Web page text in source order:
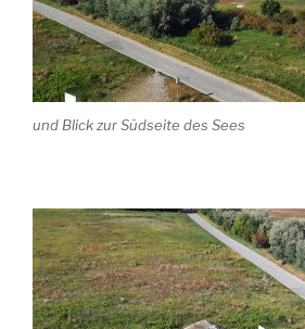
und Blick zur Südseite des Sees